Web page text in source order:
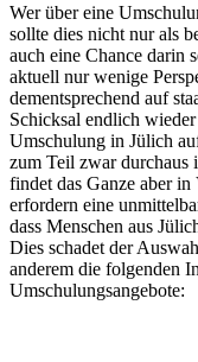
Wer über eine
sollte dies nicht nur als
auch eine Chance darin
aktuell nur wenige
dementsprechend auf
Schicksal endlich
Umschulung in Jülich
zum Teil zwar durchaus
findet das Ganze aber in
erfordern eine
dass Menschen aus
Dies schadet der
anderem die folgenden
Umschulungsangebote: